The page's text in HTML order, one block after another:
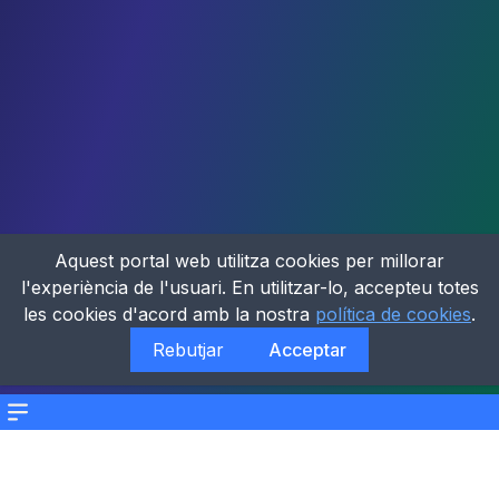
Menu
Aquest portal web utilitza cookies per millorar
l'experiència de l'usuari. En utilitzar-lo, accepteu totes
les cookies d'acord amb la nostra política de cookies.
Rebutjar
Acceptar